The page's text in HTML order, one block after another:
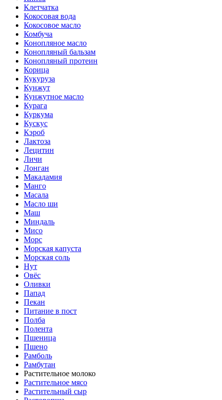
Клетчатка
Кокосовая вода
Кокосовое масло
Комбуча
Конопляное масло
Конопляный бальзам
Конопляный протеин
Корица
Кукуруза
Кунжут
Кунжутное масло
Курага
Куркума
Кускус
Кэроб
Лактоза
Лецитин
Личи
Лонган
Макадамия
Манго
Масала
Масло ши
Маш
Миндаль
Мисо
Морс
Морская капуста
Морская соль
Нут
Овёс
Оливки
Папад
Пекан
Питание в пост
Полба
Полента
Пшеница
Пшено
Рамболь
Рамбутан
Растительное молоко
Растительное мясо
Растительный сыр